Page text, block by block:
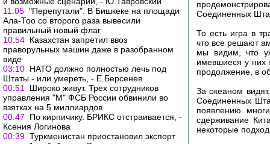
11:05 "Перепутали". В Бишкеке на площади
Ала-Тоо со второго раза вывесили
правильный новый флаг
10:54 Казахстан запретил ввоз
праворульных машин даже в разобранном
виде
03:10 НАТО должно полностью лечь под
Штаты - или умереть, - Е.Берсенев
00:51
Широко живут. Трех сотрудников
управления "М" ФСБ России обвинили во
взятках на 5 миллиардов
00:47
По кирпичику. БРИКС отстраивается, -
Ксения Логинова
00:39 Туркменистан приостановил экспорт
Соединенных
То есть игра в
что все решают
мы видим, что
имевшиеся у них
продолжение, в
За океаном
Соединенных
появлению
сдерживание
некоторые